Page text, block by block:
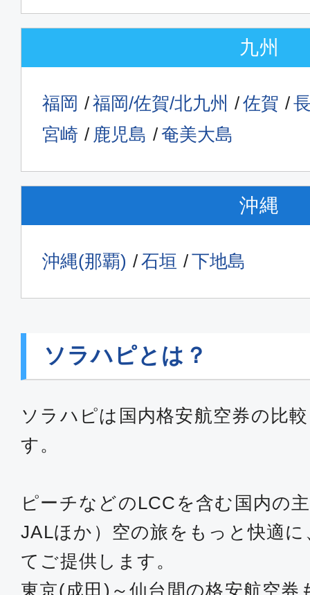
九州
福岡 福岡/佐賀/北九州 佐賀
宮崎
鹿児島 奄美大島
沖縄
沖縄(那覇) 石垣 下地島
ソラハピとは？
ソラハピは国内格安航空券の比
す。
ピーチなどのLCCを含む国内の
JALほか）空の旅をもっと快適
てご提供します。
東京(成田)～仙台間の格安航空